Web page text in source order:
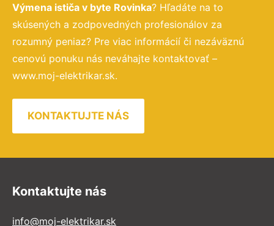
Výmena ističa v byte Rovinka? Hľadáte na to
skúsených a zodpovedných profesionálov za
rozumný peniaz? Pre viac informácií či nezáväznú
cenovú ponuku nás neváhajte kontaktovať –
www.moj-elektrikar.sk.
KONTAKTUJTE NÁS
Kontaktujte nás
info@moj-elektrikar.sk